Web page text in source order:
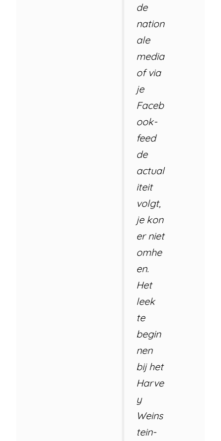
de
nation
ale
media
of via
je
Faceb
ook-
feed
de
actual
iteit
volgt,
je kon
er niet
omhe
en.
Het
leek
te
begin
nen
bij het
Harve
y
Weins
tein-